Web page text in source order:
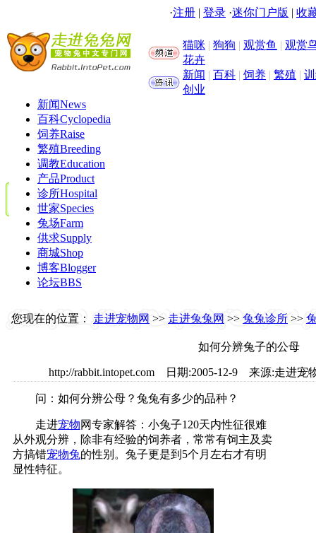
·注册 | 登录 ·迷你门户版 | 收
猫咪 | 狗狗 | 观赏鱼 | 观赏
花卉
新闻 | 百科 | 饲养 | 繁殖 |
创业
新闻News
百科Cyclopedia
饲养Raise
繁殖Breeding
调教Education
产品Product
诊所Hospital
世家Species
兔场Farm
供求Supply
商城Shop
博客Blogger
论坛BBS
您现在的位置： 走进宠物网 >> 走进兔兔网 >> 兔兔诊所 >>
如何分辨兔子的公母
http://rabbit.intopet.com 日期:2005-12-9 来源:走进
问：如何分辨公母？兔兔有多少的品种？
走进宠物网专家解答：小兔子120天内性征很难
从外观分辨，除非有经验的饲养者，常常有饲主及卖
方搞错宠物兔的性别。兔子更是到5个月左右才有明
显性特征。